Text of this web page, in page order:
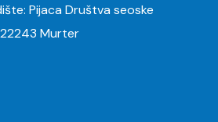
Pijaca Društva seoske
Murter